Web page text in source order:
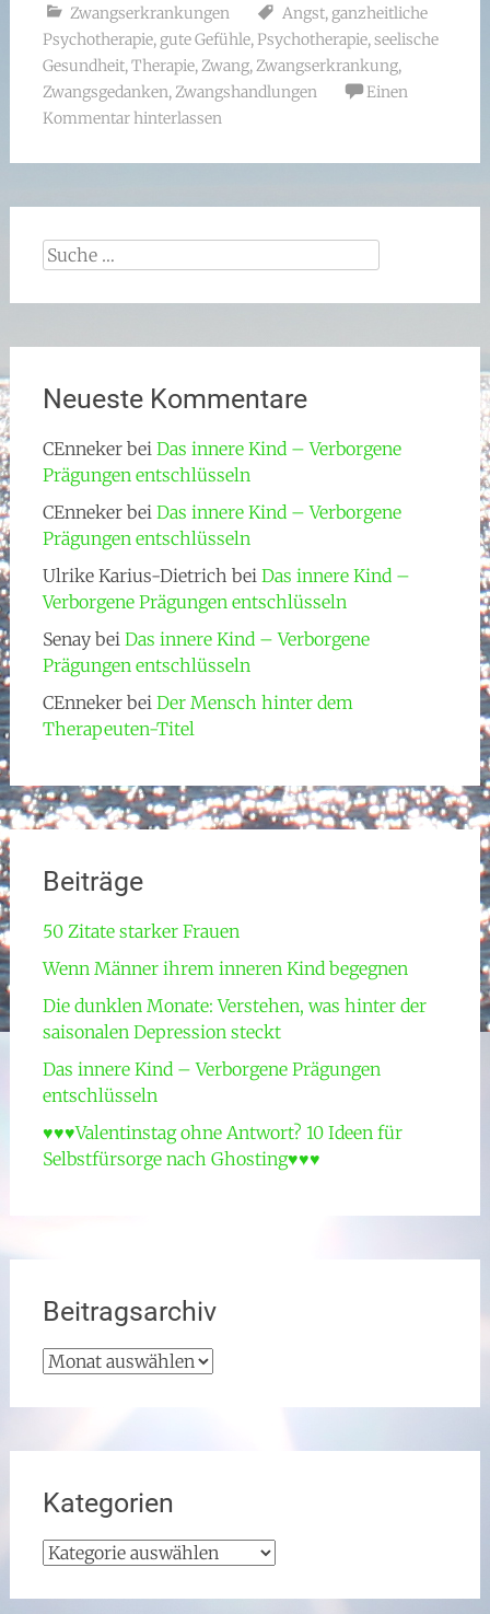
Zwangserkrankungen Angst, ganzheitliche
Psychotherapie, gute Gefühle,Psychotherapie,seelische
Gesundheit,Therapie,Zwang,Zwangserkrankung,
Zwangsgedanken,Zwangshandlungen
Einen
Kommentar hinterlassen
Suche
Neueste Kommentare
CEnnekerbei Das innere Kind – Verborgene
Prägungen entschlüsseln
CEnnekerbei Das innere Kind – Verborgene
Prägungen entschlüsseln
Ulrike Karius-Dietrich bei Das innere Kind –
Verborgene Prägungen entschlüsseln
Senaybei Das innere Kind – Verborgene
Prägungen entschlüsseln
CEnnekerbei Der Mensch hinter dem
Therapeuten-Titel
Beiträge
50 Zitate starker Frauen
Wenn Männer ihrem inneren Kind begegnen
Die dunklen Monate: Verstehen, was hinter der
saisonalen Depression steckt
Das innere Kind – Verborgene Prägungen
entschlüsseln
♥♥♥Valentinstag ohne Antwort? 10 Ideen für
Selbstfürsorge nach Ghosting♥♥♥
Beitragsarchiv
Beitragsarchiv
Kategorien
Kategorien